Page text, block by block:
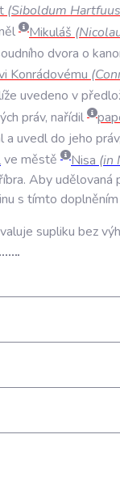
(Siboldum
Mikuláš (
dvora o
Konrádovému (
uvedeno v
práv, nařídil
a uvedldo jeho práv,
ve městě Nisa (in
. Abyudělovaná
s tímto doplněním
supliku bez